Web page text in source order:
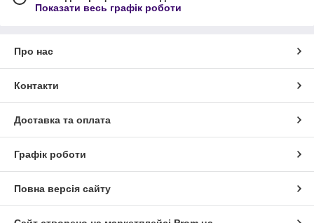
Показати весь графік роботи
Про нас
Контакти
Доставка та оплата
Графік роботи
Повна версія сайту